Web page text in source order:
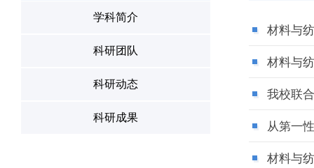
学科简介
科研团队
科研动态
科研成果
材料与
材料与
我校联
从第一
材料与